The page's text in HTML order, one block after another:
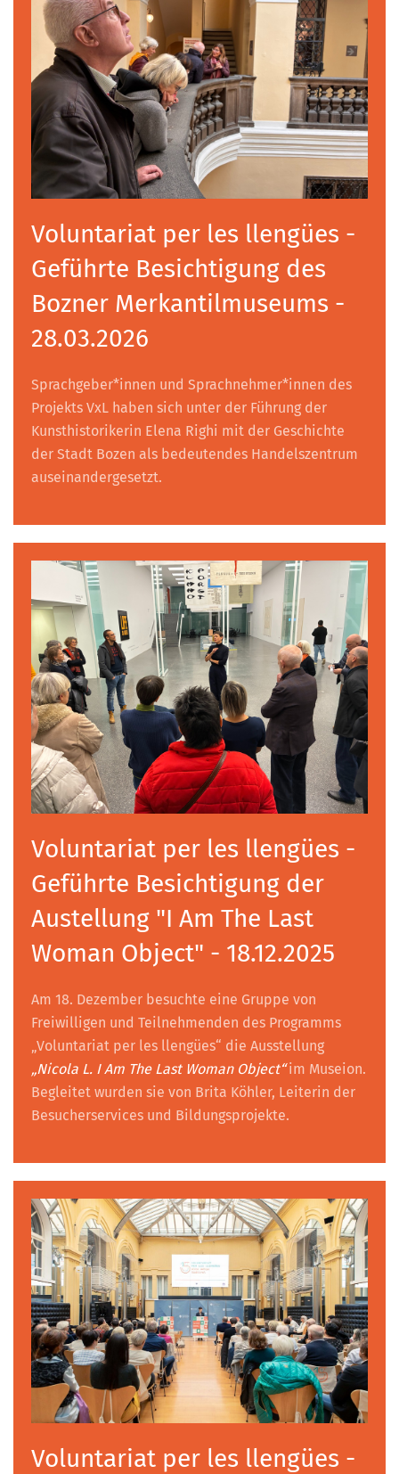
Voluntariat per les llengües -
Geführte Besichtigung des
Bozner Merkantilmuseums -
28.03.2026
Sprachgeber*innen und Sprachnehmer*innen des
Projekts VxL haben sich unter der Führung der
Kunsthistorikerin Elena Righi mit der Geschichte
der Stadt Bozen als bedeutendes Handelszentrum
auseinandergesetzt.
Voluntariat per les llengües -
Geführte Besichtigung der
Austellung "I Am The Last
Woman Object" - 18.12.2025
Am 18. Dezember besuchte eine Gruppe von
Freiwilligen und Teilnehmenden des Programms
„Voluntariat per les llengües“ die Ausstellung
„Nicola L. I Am The Last Woman Object“im Museion.
Begleitet wurden sie von Brita Köhler, Leiterin der
Besucherservices und Bildungsprojekte.
Voluntariat per les llengües -